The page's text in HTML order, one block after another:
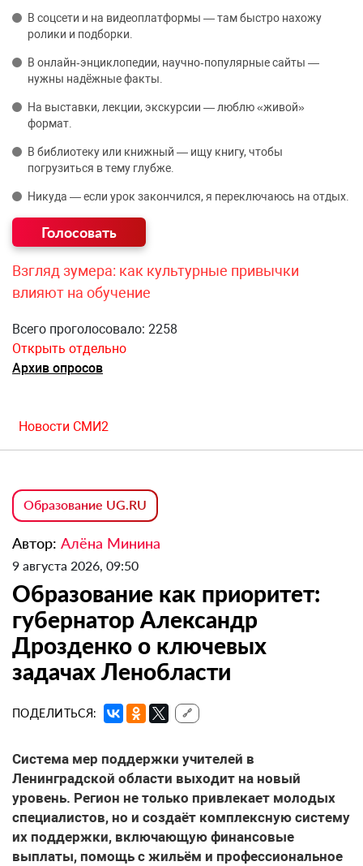
В соцсети и на видеоплатформы — там быстро нахожу
ролики и подборки.
В онлайн‑энциклопедии, научно‑популярные сайты —
нужны надёжные факты.
На выставки, лекции, экскурсии — люблю «живой»
формат.
В библиотеку или книжный — ищу книгу, чтобы
погрузиться в тему глубже.
Никуда — если урок закончился, я переключаюсь на отдых.
Взгляд зумера: как культурные привычки
влияют на обучение
Всего проголосовало: 2258
Открыть отдельно
Архив опросов
Новости СМИ2
Образование UG.RU
Автор: Алёна Минина
9 августа 2026, 09:50
Образование как приоритет:
губернатор Александр
Дрозденко о ключевых
задачах Ленобласти
ПОДЕЛИТЬСЯ: 🔗
Система мер поддержки учителей в
Ленинградской области выходит на новый
уровень. Регион не только привлекает молодых
специалистов, но и создаёт комплексную систему
их поддержки, включающую финансовые
выплаты, помощь с жильём и профессиональное